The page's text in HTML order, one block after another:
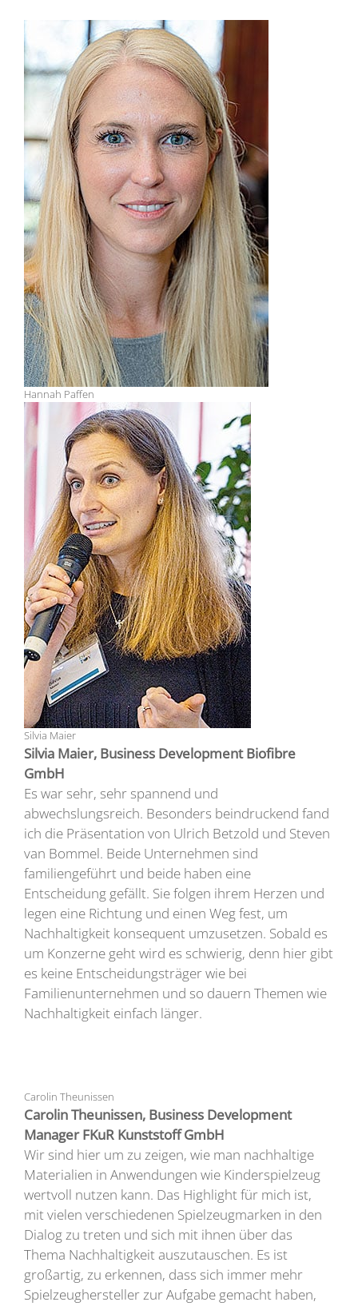
Hannah Paffen
Silvia Maier
Silvia Maier, Business Development Biofibre
GmbH
Es war sehr, sehr spannend und
abwechslungsreich. Besonders beindruckend fand
ich die Präsentation von Ulrich Betzold und Steven
van Bommel. Beide Unternehmen sind
familiengeführt und beide haben eine
Entscheidung gefällt. Sie folgen ihrem Herzen und
legen eine Richtung und einen Weg fest, um
Nachhaltigkeit konsequent umzusetzen. Sobald es
um Konzerne geht wird es schwierig, denn hier gibt
es keine Entscheidungsträger wie bei
Familienunternehmen und so dauern Themen wie
Nachhaltigkeit einfach länger.
Carolin Theunissen
Carolin Theunissen, Business Development
Manager FKuR Kunststoff GmbH
Wir sind hier um zu zeigen, wie man nachhaltige
Materialien in Anwendungen wie Kinderspielzeug
wertvoll nutzen kann. Das Highlight für mich ist,
mit vielen verschiedenen Spielzeugmarken in den
Dialog zu treten und sich mit ihnen über das
Thema Nachhaltigkeit auszutauschen. Es ist
großartig, zu erkennen, dass sich immer mehr
Spielzeughersteller zur Aufgabe gemacht haben,